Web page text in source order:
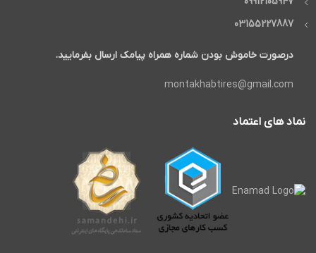
03155227887
درصورت خاموش بودن شماره همراه پیامک ارسال بفرمایید.
montakhabtires@gmail.com
نماد های اعتماد